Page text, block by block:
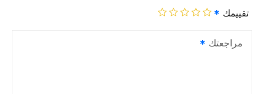
تقييمك
مراجعتك